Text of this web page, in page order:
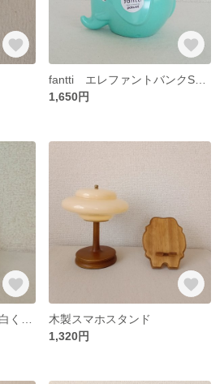
1,650円
木製スマホスタンド
1,320円